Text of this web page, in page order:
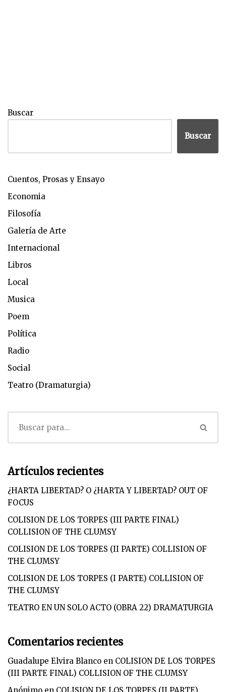
Buscar
Buscar
Cuentos, Prosas y Ensayo
Economia
Filosofía
Galería de Arte
Internacional
Libros
Local
Musica
Poem
Política
Radio
Social
Teatro (Dramaturgia)
Artículos recientes
¿HARTA LIBERTAD? O ¿HARTA Y LIBERTAD? OUT OF
FOCUS
COLISION DE LOS TORPES (III PARTE FINAL)
COLLISION OF THE CLUMSY
COLISION DE LOS TORPES (II PARTE) COLLISION OF
THE CLUMSY
COLISION DE LOS TORPES (I PARTE) COLLISION OF
THE CLUMSY
TEATRO EN UN SOLO ACTO (OBRA 22) DRAMATURGIA
Comentarios recientes
Guadalupe Elvira Blanco en COLISION DE LOS TORPES
(III PARTE FINAL) COLLISION OF THE CLUMSY